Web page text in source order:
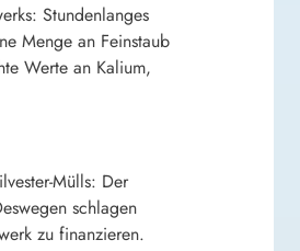
Stundenlanges
Menge an Feinstaub
Werte an Kalium,
Mülls: Der
schlagen
zu finanzieren.